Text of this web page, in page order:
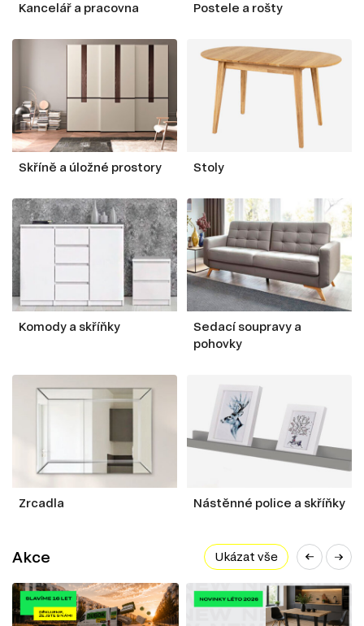
Kancelář a pracovna Postele a rošty
Skříně a úložné prostory Stoly
Komody a skříňky
Sedací soupravy a
pohovky
Zrcadla Nástěnné police a skříňky
Akce Ukázat vše